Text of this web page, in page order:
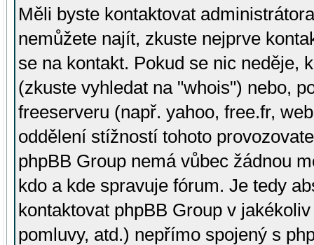
Měli byste kontaktovat
nemůžete najít, zkuste nejprve
se na kontakt. Pokud se nic neděje,
(zkuste vyhledat na "whois") nebo,
freeserveru (např. yahoo, free.fr,
oddělení stížností tohoto
phpBB Group nemá vůbec žádnou
kdo a kde spravuje fórum. Je tedy
kontaktovat phpBB Group v
pomluvy, atd.) nepřímo spojený s